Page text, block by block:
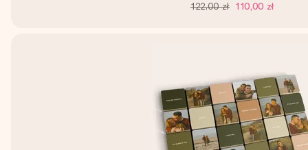
122,00 zł 110,00 zł